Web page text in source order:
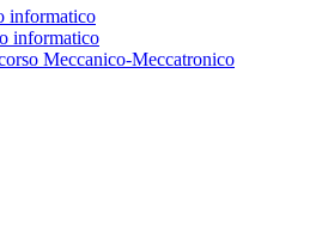
informatico
informatico
Meccanico-Meccatronico